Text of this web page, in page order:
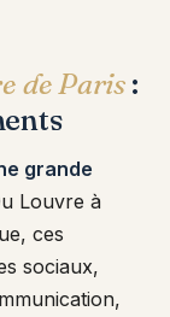
de Paris:
grande
Louvre à
ces
sociaux,